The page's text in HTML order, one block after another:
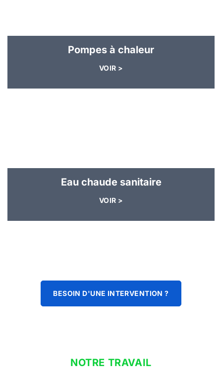
Pompes à chaleur
VOIR >
Eau chaude sanitaire
VOIR >
BESOIN D'UNE INTERVENTION ?
NOTRE TRAVAIL